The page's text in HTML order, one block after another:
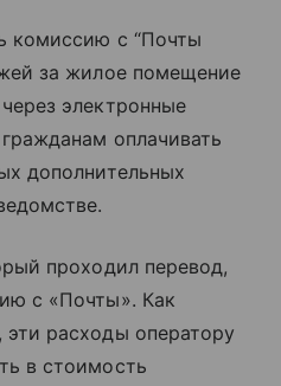
комиссию с “Почты
за жилое помещение
электронные
оплачивать
дополнительных
проходил перевод,
с «Почты». Как
расходы оператору
в стоимость